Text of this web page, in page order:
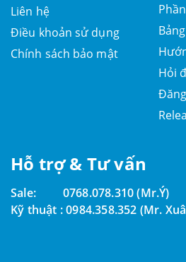
Liên hệ
Điều khoản sử dụng
Chính sách bảo mật
Hỏi
Hỗ trợ & Tư vấn
Sale: 0768.078.310 (Mr.Ý)
Kỹ thuật :0984.358.352 (Mr.